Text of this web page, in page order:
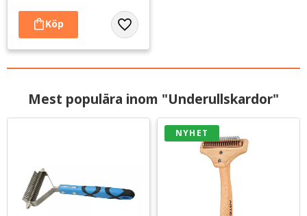
Lägg till i favoriter
Mest populära inom "Underullskardor"
NYHET